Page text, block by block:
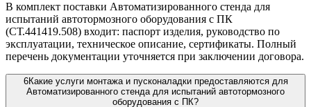
В комплект поставки Автоматизированного стенда для
испытаний автотормозного оборудования с ПК
(СТ.441419.508) входит: паспорт изделия, руководство по
эксплуатации, техническое описание, сертификаты. Полный
перечень документации уточняется при заключении договора.
6Какие услуги монтажа и пусконаладки предоставляются для
Автоматизированного стенда для испытаний автотормозного
оборудования с ПК?